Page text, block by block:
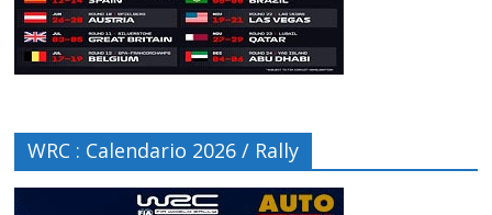
WRC : Calendario 2026 / Rally